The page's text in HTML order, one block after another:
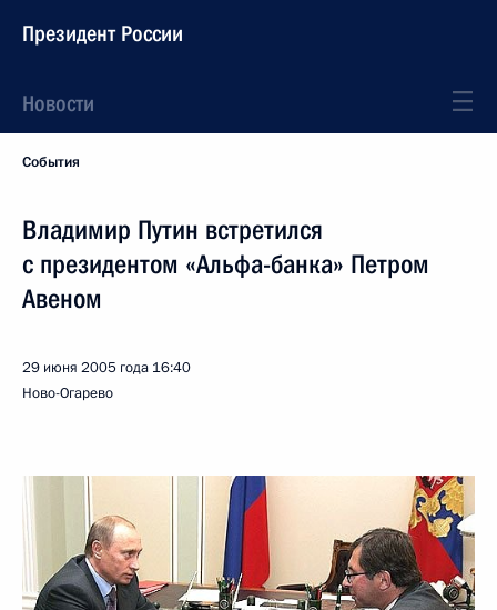
Президент России
Новости
События
Владимир Путин встретился
с президентом «Альфа-банка» Петром
Авеном
29 июня 2005 года 16:40
Ново-Огарево